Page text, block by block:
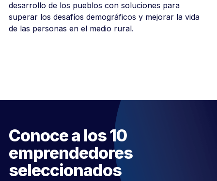
desarrollo de los pueblos con soluciones para
superar los desafíos demográficos y mejorar la vida
de las personas en el medio rural.
Conoce a los 10
emprendedores
seleccionados